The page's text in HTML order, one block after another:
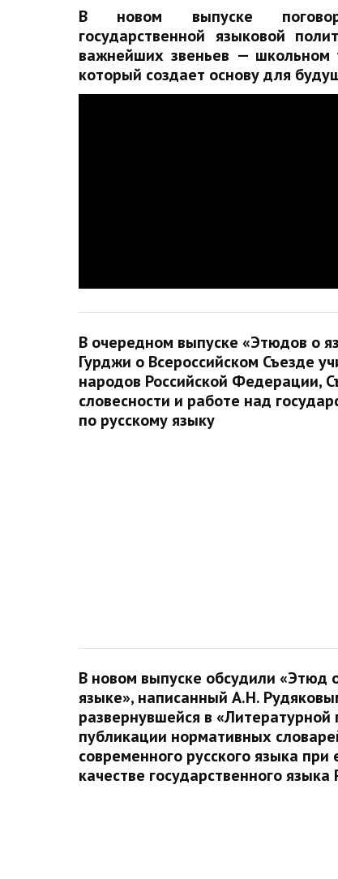
В новом выпуске
государственной языковой
важнейших звеньев — школьном
который создает основу для
В очередном выпуске «Этюдов о
Гурджи о Всероссийском Съезде
народов Российской Федерации,
словесности и работе над
по русскому языку
В новом выпуске обсудили «Этюд
языке», написанный А.Н.
развернувшейся в «Литературной
публикации нормативных
современного русского языка при
качестве государственного